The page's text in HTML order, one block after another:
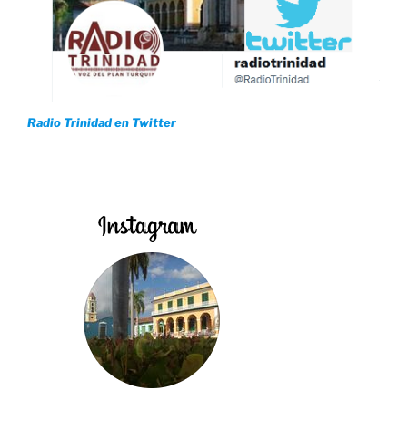
Radio Trinidad en Twitter